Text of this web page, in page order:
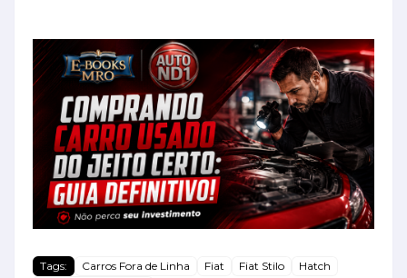
Tags: Carros Fora de Linha Fiat Fiat Stilo
Hatch